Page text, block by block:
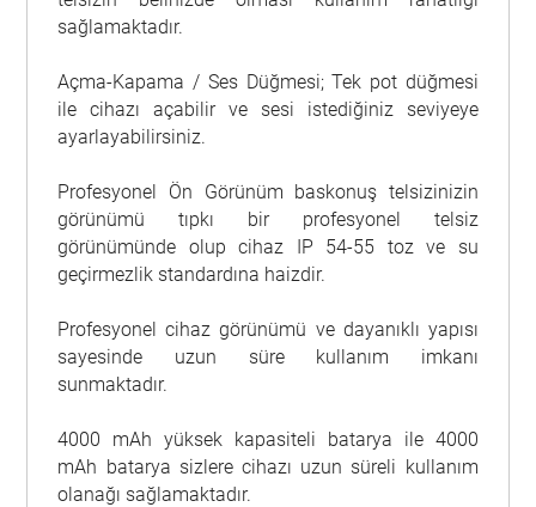
sağlamaktadır.
Açma-Kapama / Ses Düğmesi; Tek pot düğmesi
ile cihazı açabilir ve sesi istediğiniz seviyeye
ayarlayabilirsiniz.
Profesyonel Ön Görünüm baskonuş telsizinizin
görünümü tıpkı bir profesyonel telsiz
görünümünde olup cihaz IP 54-55 toz ve su
geçirmezlik standardına haizdir.
Profesyonel cihaz görünümü ve dayanıklı yapısı
sayesinde uzun süre kullanım imkanı
sunmaktadır.
4000 mAh yüksek kapasiteli batarya ile 4000
mAh batarya sizlere cihazı uzun süreli kullanım
olanağı sağlamaktadır.